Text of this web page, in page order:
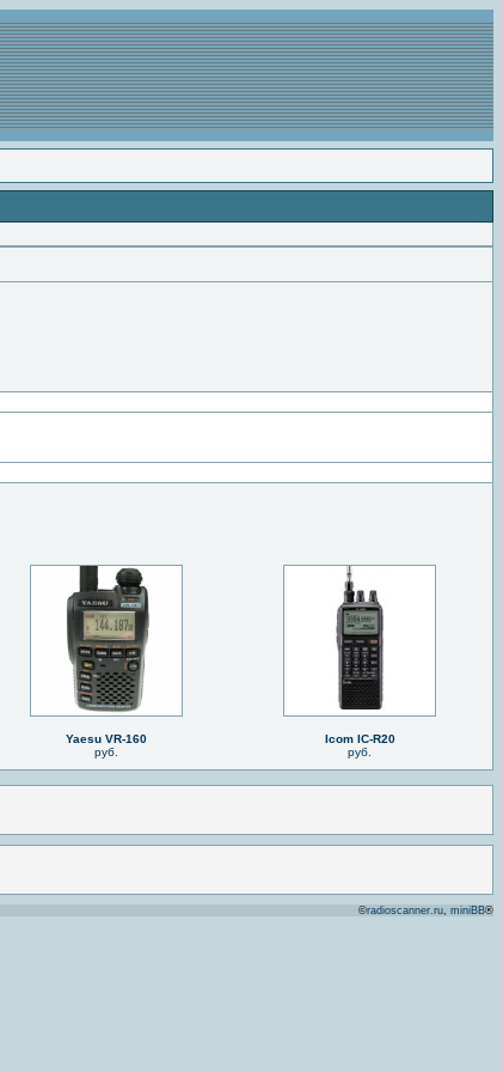
Yaesu VR-160
руб.
Icom IC-R20
руб.
©radioscanner.ru, miniBB®